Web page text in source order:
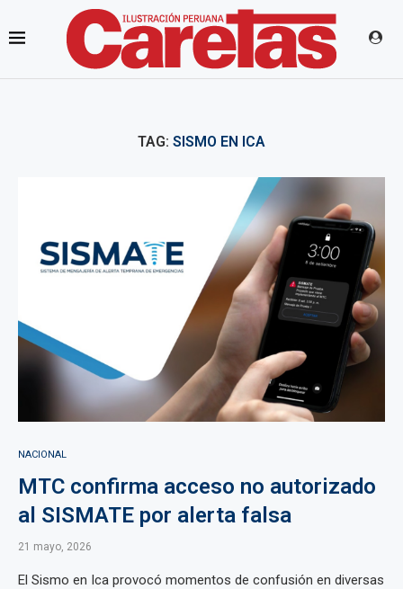
TAG: SISMO EN ICA
NACIONAL
MTC confirma acceso no autorizado
al SISMATE por alerta falsa
21 mayo, 2026
El Sismo en Ica provocó momentos de confusión en diversas